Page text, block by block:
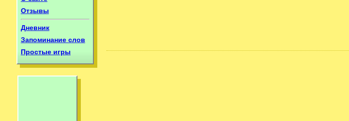
Отзывы
Дневник
Запоминание слов
Простые игры